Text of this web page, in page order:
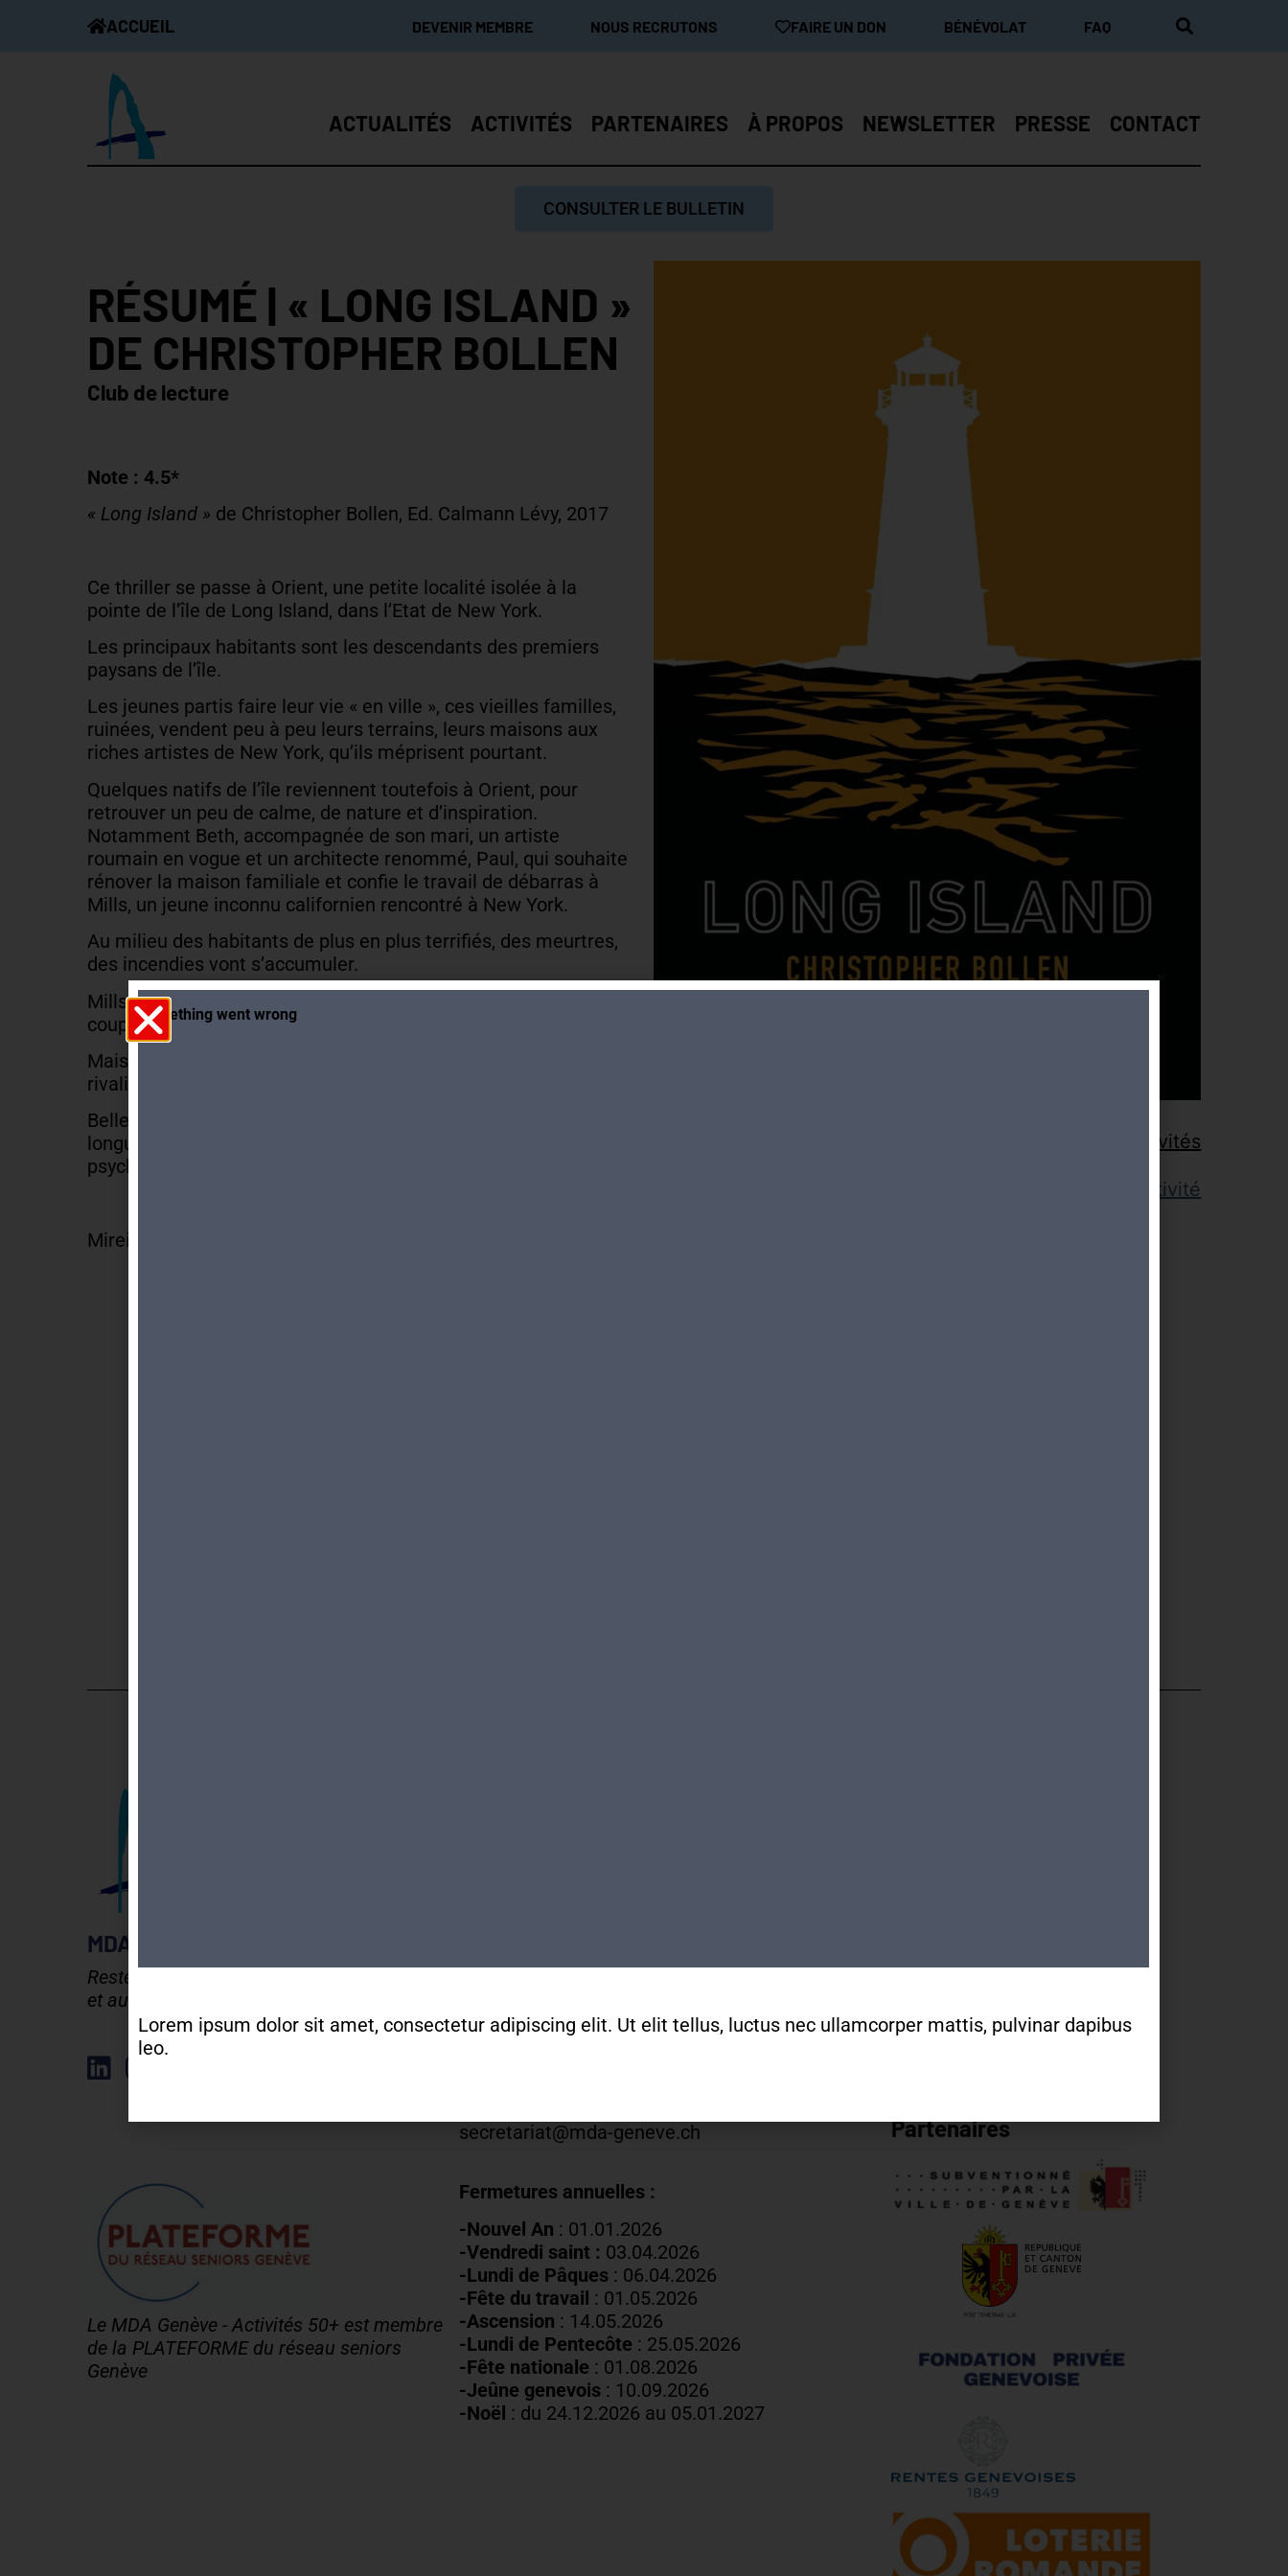
ACCUEIL DEVENIR MEMBRE NOUS RECRUTONS FAIRE UN DON BÉNÉVOLAT FAQ
ACTUALITÉS ACTIVITÉS PARTENAIRES À PROPOS NEWSLETTER PRESSE CONTACT
CONSULTER LE BULLETIN
RÉSUMÉ | « LONG ISLAND »
DE CHRISTOPHER BOLLEN
Club de lecture
Note : 4.5*
« Long Island » de Christopher Bollen, Ed. Calmann Lévy, 2017
Ce thriller se passe à Orient, une petite localité isolée à la
pointe de l’île de Long Island, dans l’Etat de New York.
Les principaux habitants sont les descendants des premiers
paysans de l’île.
Les jeunes partis faire leur vie « en ville », ces vieilles familles,
ruinées, vendent peu à peu leurs terrains, leurs maisons aux
riches artistes de New York, qu’ils méprisent pourtant.
Quelques natifs de l’île reviennent toutefois à Orient, pour
retrouver un peu de calme, de nature et d’inspiration.
Notamment Beth, accompagnée de son mari, un artiste
roumain en vogue et un architecte renommé, Paul, qui souhaite
rénover la maison familiale et confie le travail de débarras à
Mills, un jeune inconnu californien rencontré à New York.
Au milieu des habitants de plus en plus terrifiés, des meurtres,
des incendies vont s’accumuler.
Mills, à la réputation peu flatteuse, va évidemment devenir le
coupable idéal.
Mais que cache le passé de ce bout de terre ? de vieilles
rivalités, d’anciennes querelles ….
Belles descriptions, une écriture fluide, peut-être un peu de
longueur dans la première partie, ce roman plein de finesse
psychologique, est une découverte à faire.
Mireille Excoffier
Retour aux activités
Lien pour cette activité
MDA GENEVE - ACTIVITES 50+
Rester en forme, créatif
et autonome après 50 ans !
Le MDA Genève - Activités 50+ est membre
de la PLATEFORME du réseau seniors
Genève
Lundis fermés
secretariat@mda-geneve.ch
Fermetures annuelles :
-Nouvel An : 01.01.2026
-Vendredi saint : 03.04.2026
-Lundi de Pâques : 06.04.2026
-Fête du travail : 01 .05.2026
-Ascension : 14.05.2026
-Lundi de Pentecôte : 25.05.2026
-Fête nationale : 01.08.2026
-Jeûne genevois : 10.09.2026
-Noël : du 24.12.2026 au 05.01.2027
1205 Genève
Clotilde
Partenaires
Lorem ipsum dolor sit amet, consectetur adipiscing elit. Ut elit tellus, luctus nec ullamcorper mattis, pulvinar dapibus
leo.